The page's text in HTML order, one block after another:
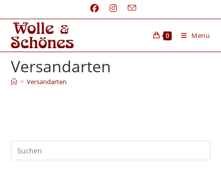
0 Menü
Versandarten
> Versandarten